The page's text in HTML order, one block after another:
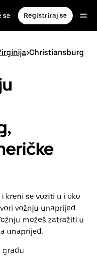
se Registriraj se
>Christiansburg
kreni se voziti u i oko
vožnju unaprijed
možeš zatražiti u
unaprijed.
gradu